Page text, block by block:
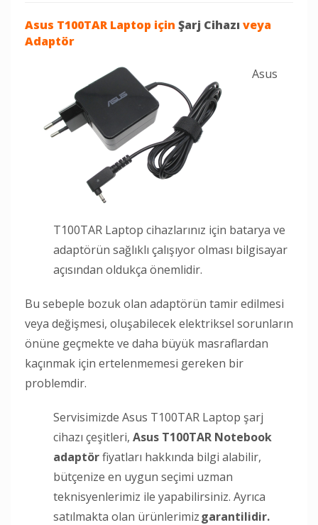
Asus T100TAR Laptop için Şarj Cihazı veya
Adaptör
Asus
T100TAR Laptop cihazlarınız için batarya ve
adaptörün sağlıklı çalışıyor olması bilgisayar
açısından oldukça önemlidir.
Bu sebeple bozuk olan adaptörün tamir edilmesi
veya değişmesi, oluşabilecek elektriksel sorunların
önüne geçmekte ve daha büyük masraflardan
kaçınmak için ertelenmemesi gereken bir
problemdir.
Servisimizde Asus T100TAR Laptop şarj
cihazı çeşitleri, Asus T100TAR Notebook
adaptörfiyatları hakkında bilgi alabilir,
bütçenize en uygun seçimi uzman
teknisyenlerimiz ile yapabilirsiniz. Ayrıca
satılmakta olan ürünlerimizgarantilidir.